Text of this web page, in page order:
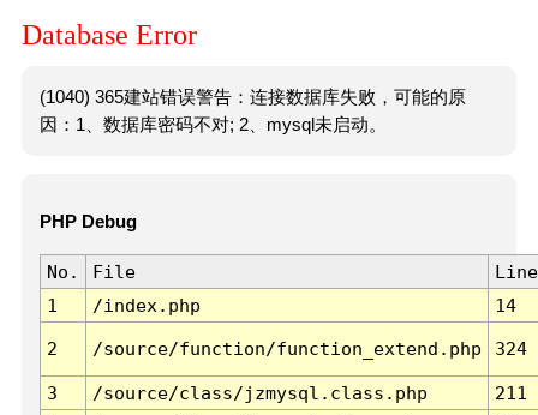
Database Error
(1040) 365建站错误警告：连接数据库失败，可能的原
因：1、数据库密码不对; 2、mysql未启动。
PHP Debug
No. File
Line
1
/index.php 14
2 /source/function/function_extend.php 324
3 /source/class/jzmysql.class.php
211